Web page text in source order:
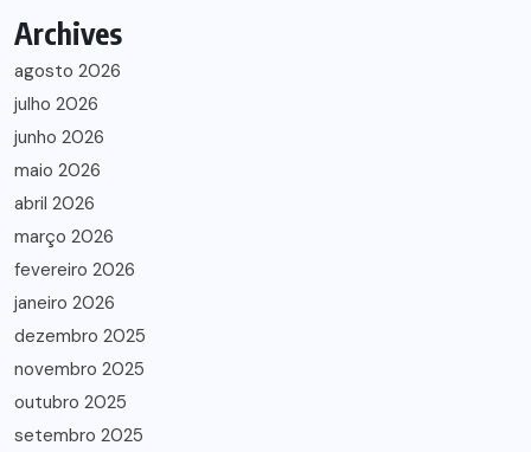
Archives
agosto 2026
julho 2026
junho 2026
maio 2026
abril 2026
março 2026
fevereiro 2026
janeiro 2026
dezembro 2025
novembro 2025
outubro 2025
setembro 2025